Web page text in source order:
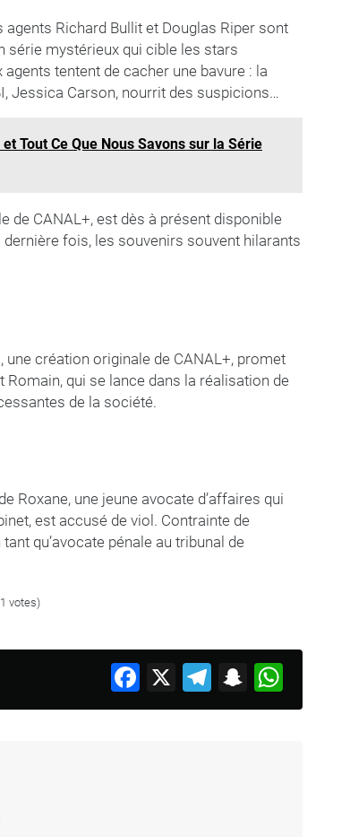
Richard Bullit et Douglas Riper sont
série mystérieux qui cible les stars
agents tentent de cacher une bavure : la
Jessica Carson, nourrit des suspicions…
Tout Ce Que Nous Savons sur la Série
de CANAL+, est dès à présent disponible
fois, les souvenirs souvent hilarants
une création originale de CANAL+, promet
Romain, qui se lance dans la réalisation de
de la société.
Roxane, une jeune avocate d’affaires qui
est accusé de viol. Contrainte de
qu’avocate pénale au tribunal de
votes)
Facebook
X Telegram
Snapchat